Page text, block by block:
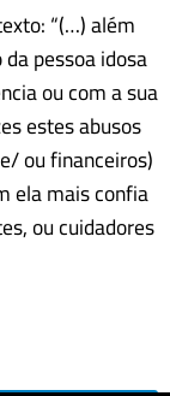
“(…) além
pessoa idosa
ou com a sua
estes abusos
ou financeiros)
ela mais confia
ou cuidadores